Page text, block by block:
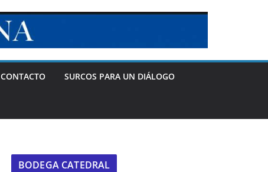
CONTACTO SURCOS PARA UN DIÁLOGO
BODEGA CATEDRAL